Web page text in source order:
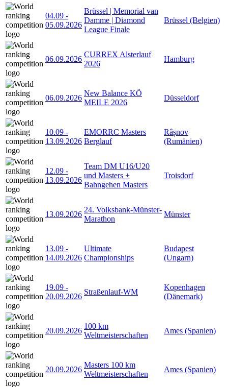
04.09 -
05.09.2026
Brüssel | Memorial van
Damme | Diamond
League Finale
Brüssel (Belgien)
06.09.2026
CURREX Alsterlauf
2026
Hamburg
06.09.2026
New Balance KÖ
MEILE 2026
Düsseldorf
10.09 -
13.09.2026
EMORRC Masters
Berglauf
Râșnov
(Rumänien)
12.09 -
13.09.2026
Team DM U16/U20
und Masters +
Bahngehen Masters
Troisdorf
13.09.2026
24. Volksbank-Münster-
Marathon
Münster
13.09 -
14.09.2026
Ultimate
Championships
Budapest
(Ungarn)
19.09 -
20.09.2026
Straßenlauf-WM
Kopenhagen
(Dänemark)
20.09.2026
100 km
Weltmeisterschaften
Ames (Spanien)
20.09.2026
Masters 100 km
Weltmeisterschaften
Ames (Spanien)